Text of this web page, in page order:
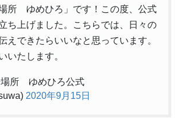
場所 ゆめひろ」です！この度、公式
ち上げました。こちらでは、日々の
えできたらいいなと思っています。
いたします。
所 ゆめひろ公式
2020年9月15日